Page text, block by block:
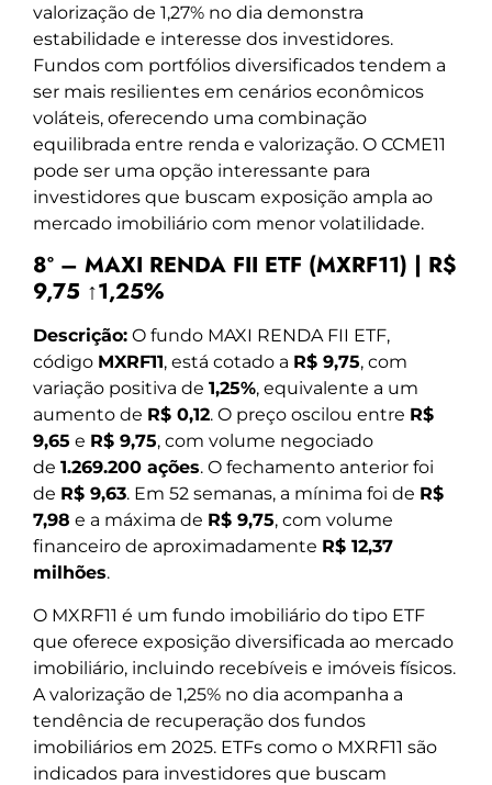
valorização de 1,27% no dia demonstra
estabilidade e interesse dos investidores.
Fundos com portfólios diversificados tendem a
ser mais resilientes em cenários econômicos
voláteis, oferecendo uma combinação
equilibrada entre renda e valorização. O CCME11
pode ser uma opção interessante para
investidores que buscam exposição ampla ao
mercado imobiliário com menor volatilidade.
8º – MAXI RENDA FII ETF (MXRF11) | R$
9,75 ↑1,25%
Descrição: O fundo MAXI RENDA FII ETF,
código MXRF11, está cotado a R$ 9,75, com
variação positiva de 1,25%, equivalente a um
aumento de R$ 0,12. O preço oscilou entre R$
9,65 e R$ 9,75, com volume negociado
de 1.269.200 ações. O fechamento anterior foi
de R$ 9,63. Em 52 semanas, a mínima foi de R$
7,98 e a máxima de R$ 9,75, com volume
financeiro de aproximadamente R$ 12,37
milhões.
O MXRF11 é um fundo imobiliário do tipo ETF
que oferece exposição diversificada ao mercado
imobiliário, incluindo recebíveis e imóveis físicos.
A valorização de 1,25% no dia acompanha a
tendência de recuperação dos fundos
imobiliários em 2025. ETFs como o MXRF11 são
indicados para investidores que buscam